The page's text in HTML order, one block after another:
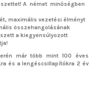
A német minőségben
maximális vezetési élményt
összehangolásának
a kiegyensúlyozott
már több mint 100 éves
és a lengéscsillapítókra 2 év